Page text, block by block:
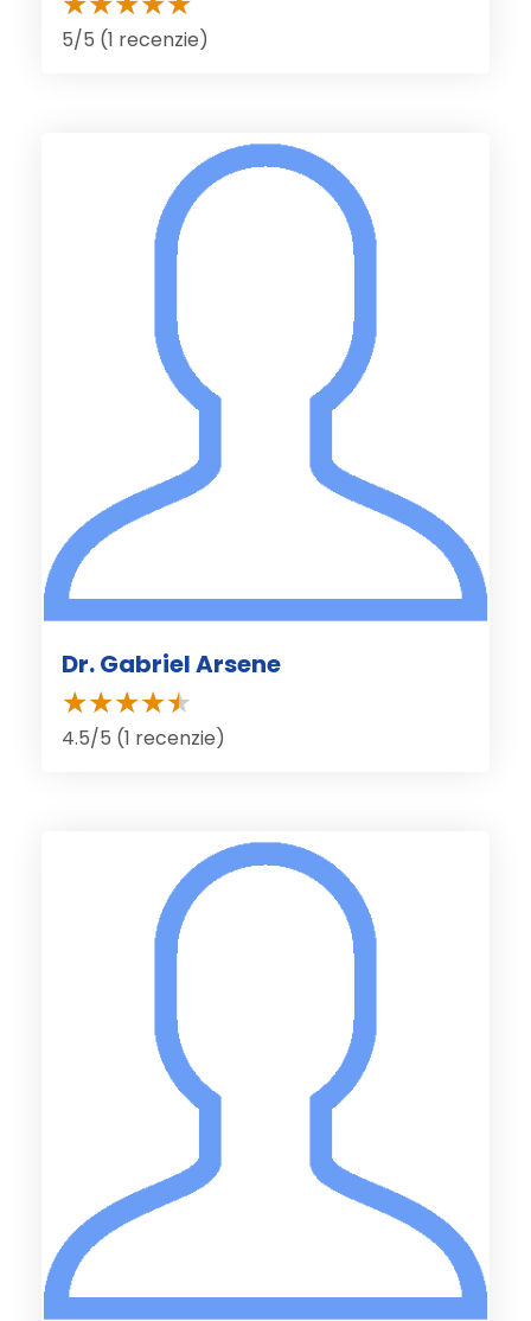
5/5 (1 recenzie)
Dr. Gabriel Arsene
4.5/5 (1 recenzie)